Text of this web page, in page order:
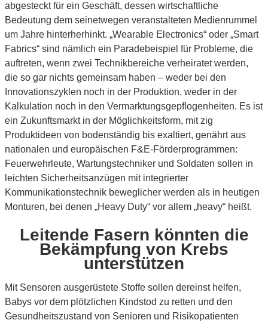
abgesteckt für ein Geschäft, dessen wirtschaftliche
Bedeutung dem seinetwegen veranstalteten Medienrummel
um Jahre hinterherhinkt. „Wearable Electronics“ oder „Smart
Fabrics“ sind nämlich ein Paradebeispiel für Probleme, die
auftreten, wenn zwei Technikbereiche verheiratet werden,
die so gar nichts gemeinsam haben – weder bei den
Innovationszyklen noch in der Produktion, weder in der
Kalkulation noch in den Vermarktungsgepflogenheiten. Es ist
ein Zukunftsmarkt in der Möglichkeitsform, mit zig
Produktideen von bodenständig bis exaltiert, genährt aus
nationalen und europäischen F&E-Förderprogrammen:
Feuerwehrleute, Wartungstechniker und Soldaten sollen in
leichten Sicherheitsanzügen mit integrierter
Kommunikationstechnik beweglicher werden als in heutigen
Monturen, bei denen „Heavy Duty“ vor allem „heavy“ heißt.
Leitende Fasern könnten die
Bekämpfung von Krebs
unterstützen
Mit Sensoren ausgerüstete Stoffe sollen dereinst helfen,
Babys vor dem plötzlichen Kindstod zu retten und den
Gesundheitszustand von Senioren und Risikopatienten